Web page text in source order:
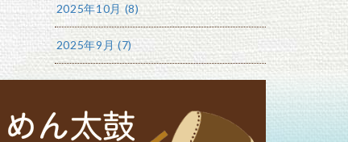
2025年10月 (8)
2025年9月 (7)